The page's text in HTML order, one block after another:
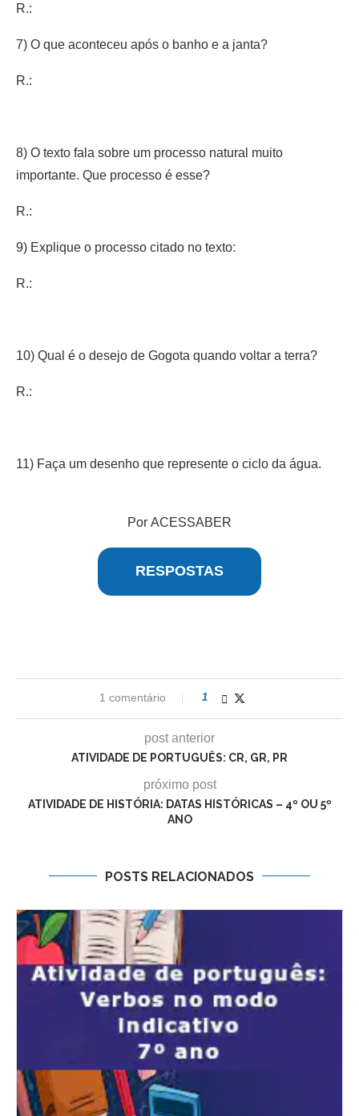
R.:
7) O que aconteceu após o banho e a janta?
R.:
8) O texto fala sobre um processo natural muito
importante. Que processo é esse?
R.:
9) Explique o processo citado no texto:
R.:
10) Qual é o desejo de Gogota quando voltar a terra?
R.:
11) Faça um desenho que represente o ciclo da água.
Por ACESSABER
RESPOSTAS
1 comentário 1
post anterior
ATIVIDADE DE PORTUGUÊS: CR, GR, PR
próximo post
ATIVIDADE DE HISTÓRIA: DATAS HISTÓRICAS – 4º OU 5º
ANO
POSTS RELACIONADOS